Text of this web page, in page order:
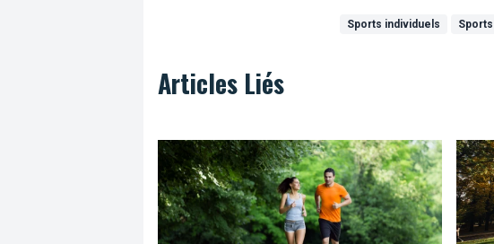
Sports individuels
Articles Liés
Parcours de jogging en Forêt de Soignes Où